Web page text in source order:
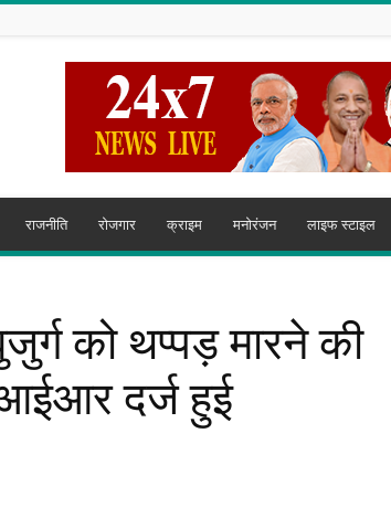
राजनीति रोजगार क्राइम मनोरंजन लाइफ स्टाइल
को थप्पड़ मारने की
दर्ज हुई